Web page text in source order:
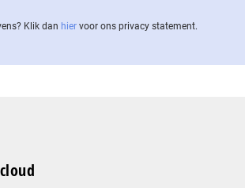
Klik dan hier voor ons privacy statement.